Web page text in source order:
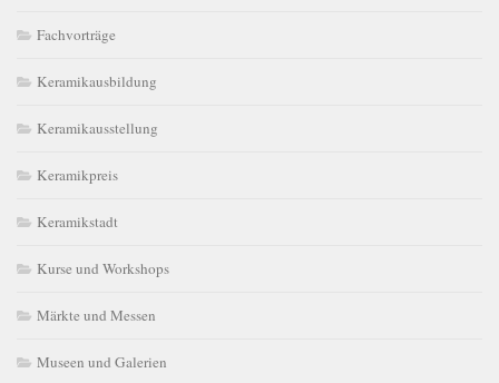
Fachvorträge
Keramikausbildung
Keramikausstellung
Keramikpreis
Keramikstadt
Kurse und Workshops
Märkte und Messen
Museen und Galerien